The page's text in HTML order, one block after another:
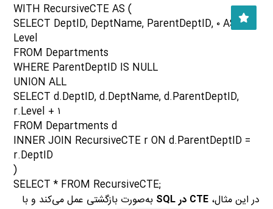
WITH RecursiveCTE AS (
SELECT DeptID, DeptName, ParentDeptID, ۰ AS
Level
FROM Departments
WHERE ParentDeptID IS NULL
UNION ALL
SELECT d.DeptID, d.DeptName, d.ParentDeptID,
r.Level + ۱
FROM Departments d
INNER JOIN RecursiveCTE r ON d.ParentDeptID =
r.DeptID
)
SELECT * FROM RecursiveCTE;
در این مثال،CTE در SQL
به‌صورت بازگشتی عمل می‌کند و با